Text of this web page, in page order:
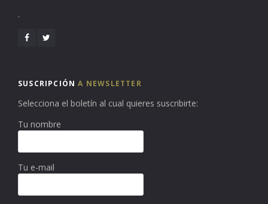
.
SUSCRIPCIÓNA NEWSLETTER
Selecciona el boletín al cual quieres suscribirte:
Tu nombre
Tu e-mail